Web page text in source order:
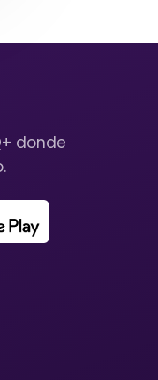
donde